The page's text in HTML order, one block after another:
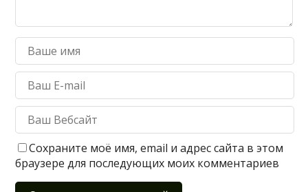
Сохраните моё имя, email и адрес сайта в этом
браузере для последующих моих комментариев